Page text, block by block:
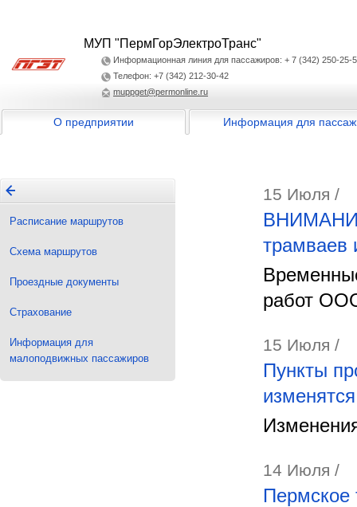
МУП "ПермГорЭлектроТранс"
Информационная линия для пассажиров: + 7 (342) 250-25-
Телефон: +7 (342) 212-30-42
muppget@permonline.ru
О предприятии Информация для
Расписание маршрутов
Схема маршрутов
Проездные документы
Страхование
Информация для
малоподвижных пассажиров
15 Июля /
трамваев
работ
15 Июля /
Пункты
изменятся
14 Июля /
Пермское